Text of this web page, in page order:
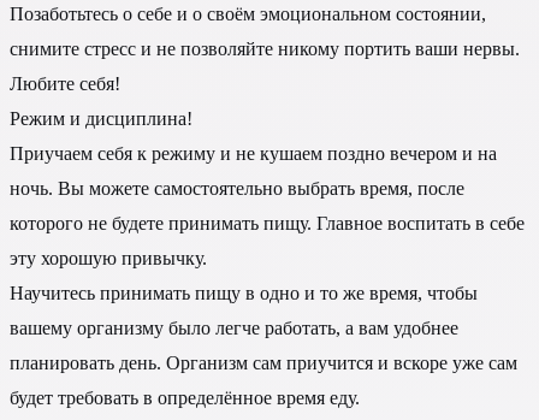
Позаботьтесь о себе и о своём эмоциональном состоянии,
снимите стресс и не позволяйте никому портить ваши нервы.
Любите себя!
Режим и дисциплина!
Приучаем себя к режиму и не кушаем поздно вечером и на
ночь. Вы можете самостоятельно выбрать время, после
которого не будете принимать пищу. Главное воспитать в себе
эту хорошую привычку.
Научитесь принимать пищу в одно и то же время, чтобы
вашему организму было легче работать, а вам удобнее
планировать день. Организм сам приучится и вскоре уже сам
будет требовать в определённое время еду.